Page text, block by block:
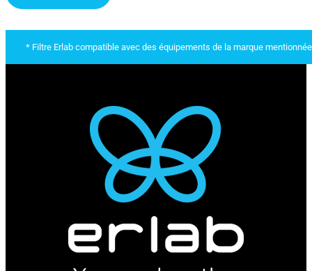
* Filtre Erlab compatible avec des équipements de la marque